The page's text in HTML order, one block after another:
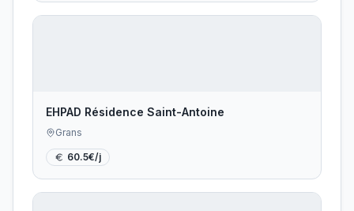
EHPAD Résidence Saint-Antoine
Grans
60.5€/j